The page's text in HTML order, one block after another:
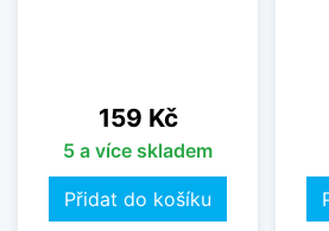
Cena
159 Kč
5 a více skladem
Přidat do košíku